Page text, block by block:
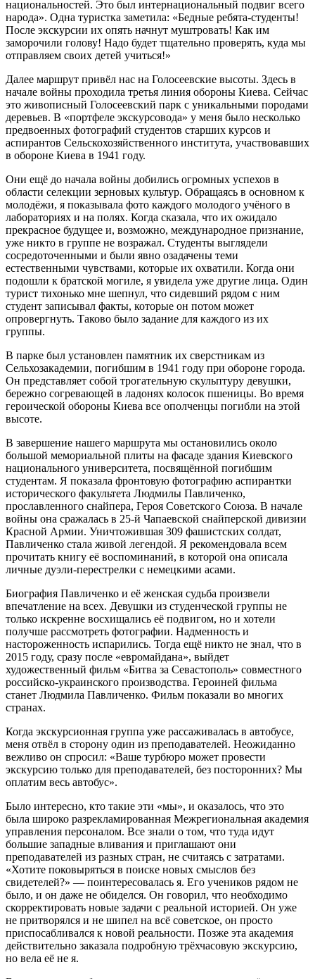
национальностей. Это был интернациональный подвиг всего
народа». Одна туристка заметила: «Бедные ребята-студенты!
После экскурсии их опять начнут муштровать! Как им
заморочили голову! Надо будет тщательно проверять, куда мы
отправляем своих детей учиться!»
Далее маршрут привёл нас на Голосеевские высоты. Здесь в
начале войны проходила третья линия обороны Киева. Сейчас
это живописный Голосеевский парк с уникальными породами
деревьев. В «портфеле экскурсовода» у меня было несколько
предвоенных фотографий студентов старших курсов и
аспирантов Сельскохозяйственного института, участвовавших
в обороне Киева в 1941 году.
Они ещё до начала войны добились огромных успехов в
области селекции зерновых культур. Обращаясь в основном к
молодёжи, я показывала фото каждого молодого учёного в
лабораториях и на полях. Когда сказала, что их ожидало
прекрасное будущее и, возможно, международное признание,
уже никто в группе не возражал. Студенты выглядели
сосредоточенными и были явно озадачены теми
естественными чувствами, которые их охватили. Когда они
подошли к братской могиле, я увидела уже другие лица. Один
турист тихонько мне шепнул, что сидевший рядом с ним
студент записывал факты, которые он потом может
опровергнуть. Таково было задание для каждого из их
группы.
В парке был установлен памятник их сверстникам из
Сельхозакадемии, погибшим в 1941 году при обороне города.
Он представляет собой трогательную скульптуру девушки,
бережно согревающей в ладонях колосок пшеницы. Во время
героической обороны Киева все ополченцы погибли на этой
высоте.
В завершение нашего маршрута мы остановились около
большой мемориальной плиты на фасаде здания Киевского
национального университета, посвящённой погибшим
студентам. Я показала фронтовую фотографию аспирантки
исторического факультета Людмилы Павличенко,
прославленного снайпера, Героя Советского Союза. В начале
войны она сражалась в 25-й Чапаевской снайперской дивизии
Красной Армии. Уничтожившая 309 фашистских солдат,
Павличенко стала живой легендой. Я рекомендовала всем
прочитать книгу её воспоминаний, в которой она описала
личные дуэли-перестрелки с немецкими асами.
Биография Павличенко и её женская судьба произвели
впечатление на всех. Девушки из студенческой группы не
только искренне восхищались её подвигом, но и хотели
получше рассмотреть фотографии. Надменность и
настороженность испарились. Тогда ещё никто не знал, что в
2015 году, сразу после «евромайдана», выйдет
художественный фильм «Битва за Севастополь» совместного
российско-украинского производства. Героиней фильма
станет Людмила Павличенко. Фильм показали во многих
странах.
Когда экскурсионная группа уже рассаживалась в автобусе,
меня отвёл в сторону один из преподавателей. Неожиданно
вежливо он спросил: «Ваше турбюро может провести
экскурсию только для преподавателей, без посторонних? Мы
оплатим весь автобус».
Было интересно, кто такие эти «мы», и оказалось, что это
была широко разрекламированная Межрегиональная академия
управления персоналом. Все знали о том, что туда идут
большие западные вливания и приглашают они
преподавателей из разных стран, не считаясь с затратами.
«Хотите поковыряться в поиске новых смыслов без
свидетелей?» — поинтересовалась я. Его учеников рядом не
было, и он даже не обиделся. Он говорил, что необходимо
скорректировать новые задачи с реальной историей. Он уже
не притворялся и не шипел на всё советское, он просто
приспосабливался к новой реальности. Позже эта академия
действительно заказала подробную трёхчасовую экскурсию,
но вела её не я.